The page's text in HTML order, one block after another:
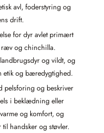
avl, foderstyring og
drift.
for dyr avlet primært
ræv og chinchilla.
og vildt, og
etik og bæredygtighed.
pelsforing og beskriver
i beklædning eller
og komfort, og
handsker og støvler.